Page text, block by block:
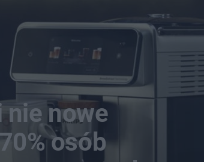
nie nowe
osób